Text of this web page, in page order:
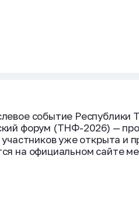
событие Республики
форум (ТНФ-2026) —
уже открыта и
на официальном сайте